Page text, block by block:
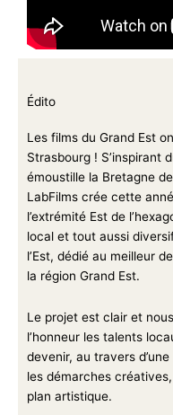
Édito
Les films du Grand Est
Strasbourg ! S’inspirant
émoustille la Bretagne
LabFilms crée cette
l’extrémité Est de
local et tout aussi
l’Est, dédié au meilleur
la région Grand Est.
Le projet est clair et
l’honneur les talents
devenir, au travers
les démarches
plan artistique.